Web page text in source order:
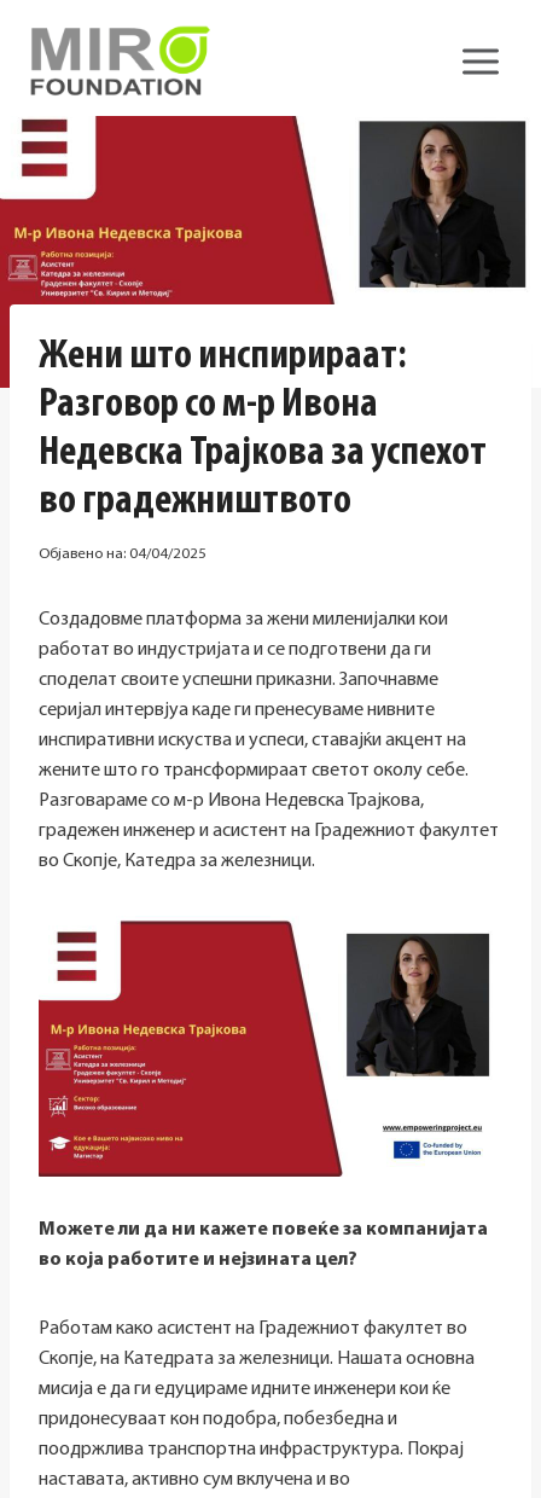
content
Жени што инспирираат:
Разговор со м-р Ивона
Недевска Трајкова за успехот
во градежништвото
Објавено на: 04/04/2025
Создадовме платформа за жени миленијалки кои
работат во индустријата и се подготвени да ги
споделат своите успешни приказни. Започнавме
серијал интервјуа каде ги пренесуваме нивните
инспиративни искуства и успеси, ставајќи акцент на
жените што го трансформираат светот околу себе.
Разговараме со м-р Ивона Недевска Трајкова,
градежен инженер и асистент на Градежниот факултет
во Скопје, Катедра за железници.
Можете ли да ни кажете повеќе за компанијата
во која работите и нејзината цел?
Работам како асистент на Градежниот факултет во
Скопје, на Катедрата за железници. Нашата основна
мисија е да ги едуцираме идните инженери кои ќе
придонесуваат кон подобра, побезбедна и
поодржлива транспортна инфраструктура. Покрај
наставата, активно сум вклучена и во